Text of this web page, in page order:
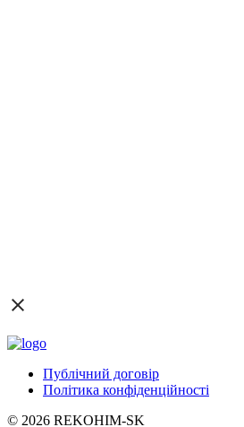
Публічний договір
Політика конфіденційності
© 2026 REKOHIM-SK